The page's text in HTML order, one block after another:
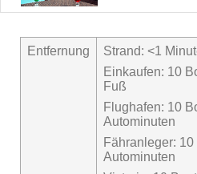
Entfernung
Strand: <1
Einkaufen: 10
Fuß
Flughafen: 10
Autominuten
Fähranleger:
Autominuten